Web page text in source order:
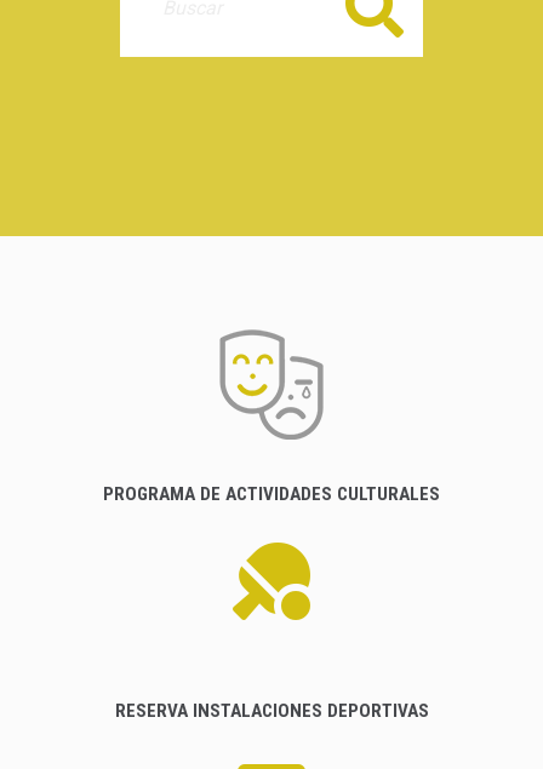
Buscar
PROGRAMA DE ACTIVIDADES CULTURALES
RESERVA INSTALACIONES DEPORTIVAS